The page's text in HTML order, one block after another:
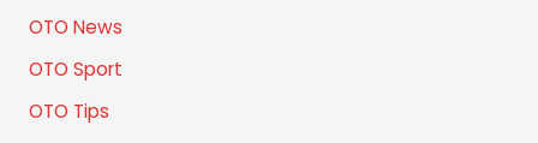
OTO News
OTO Sport
OTO Tips